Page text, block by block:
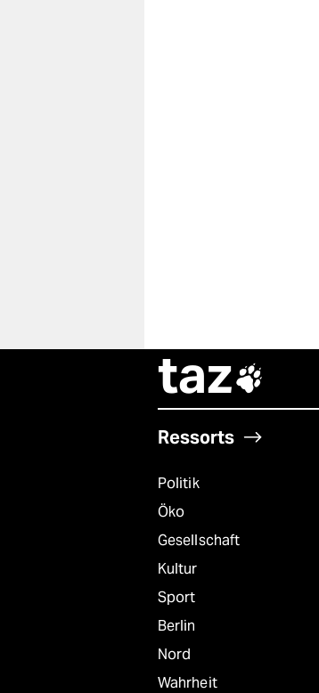
taz
Ressorts
Politik
Öko
Gesellschaft
Kultur
Sport
Berlin
Nord
Wahrheit